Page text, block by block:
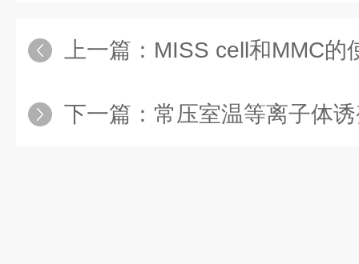
上一篇： MISS cell和MMC的
下一篇： 常压室温等离子体诱变育